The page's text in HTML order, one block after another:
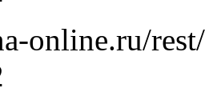
online.ru/